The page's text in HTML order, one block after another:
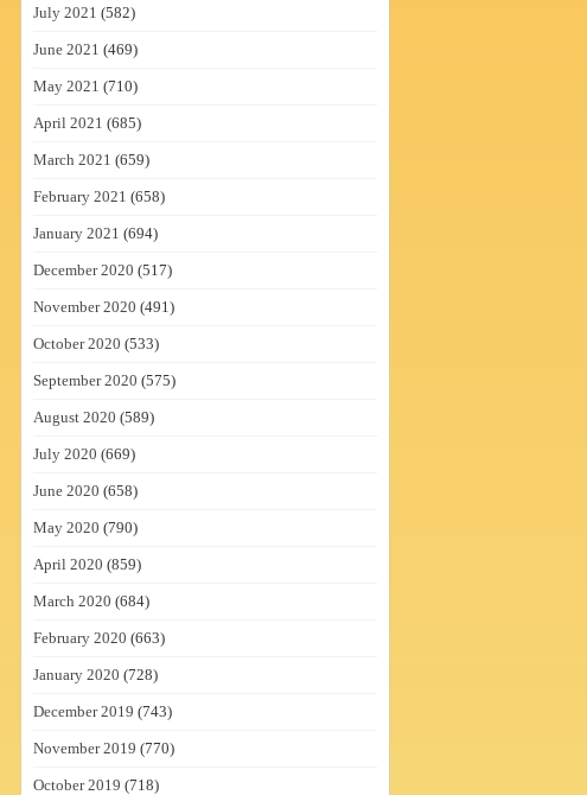
July 2021 (582)
June 2021 (469)
May 2021 (710)
April 2021 (685)
March 2021 (659)
February 2021 (658)
January 2021 (694)
December 2020 (517)
November 2020 (491)
October 2020 (533)
September 2020 (575)
August 2020 (589)
July 2020 (669)
June 2020 (658)
May 2020 (790)
April 2020 (859)
March 2020 (684)
February 2020 (663)
January 2020 (728)
December 2019 (743)
November 2019 (770)
October 2019 (718)